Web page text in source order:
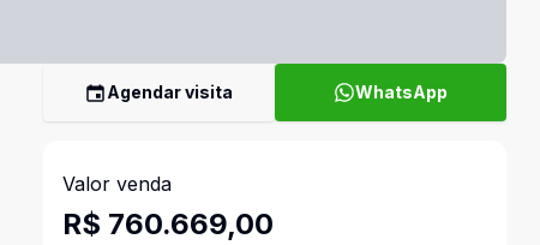
Agendar visita WhatsApp
Valor venda
R$ 760.669,00